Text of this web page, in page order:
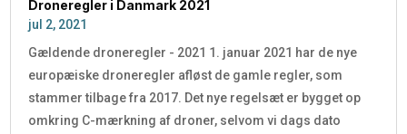
Droneregler i Danmark 2021
jul 2, 2021
Gældende droneregler - 2021 1. januar 2021 har de nye
europæiske droneregler afløst de gamle regler, som
stammer tilbage fra 2017. Det nye regelsæt er bygget op
omkring C-mærkning af droner, selvom vi dags dato